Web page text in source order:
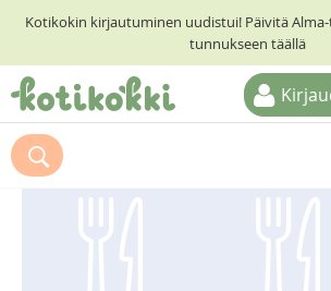
Kotikokin kirjautuminen uudistui! Päivitä
tunnukseen täällä
ETUSIVU
RESEPTIHAKU
Suosittelemme myös